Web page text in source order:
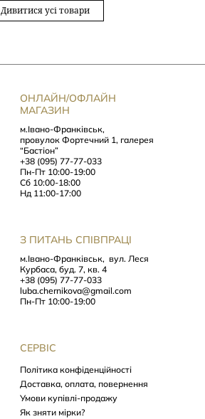
Дивитися усі товари
ОНЛАЙН/ОФЛАЙН
МАГАЗИН
м.Івано-Франківськ,
провулок Фортечний 1, галерея
“Бастіон”
+38 (095) 77-77-033
Пн-Пт 10:00-19:00
Сб 10:00-18:00
Нд 11:00-17:00
З ПИТАНЬ СПІВПРАЦІ
м.Івано-Франківськ, вул. Леся
Курбаса, буд. 7, кв. 4
+38 (095) 77-77-033
luba.chernikova@gmail.com
Пн-Пт 10:00-19:00
СЕРВІС
Політика конфіденційності
Доставка, оплата, повернення
Умови купівлі-продажу
Як зняти мірки?